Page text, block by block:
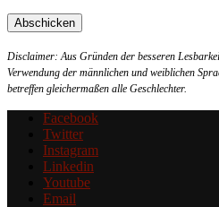
Disclaimer: Aus Gründen der besseren
Verwendung der männlichen und weiblichen
betreffen gleichermaßen alle Geschlechter.
Facebook
Twitter
Instagram
Linkedin
Youtube
Email